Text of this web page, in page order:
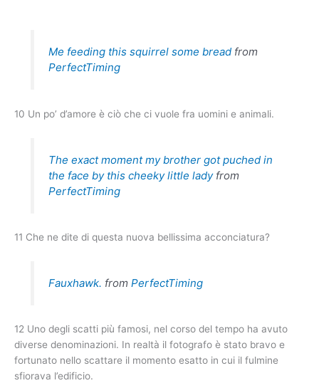
Me feeding this squirrel some breadfrom
PerfectTiming
10 Un po’ d’amore è ciò che ci vuole fra uomini e animali.
The exact moment my brother got puched in
the face by this cheeky little ladyfrom
PerfectTiming
11 Che ne dite di questa nuova bellissima acconciatura?
Fauxhawk. from PerfectTiming
12 Uno degli scatti più famosi, nel corso del tempo ha avuto
diverse denominazioni. In realtà il fotografo è stato bravo e
fortunato nello scattare il momento esatto in cui il fulmine
sfiorava l’edificio.